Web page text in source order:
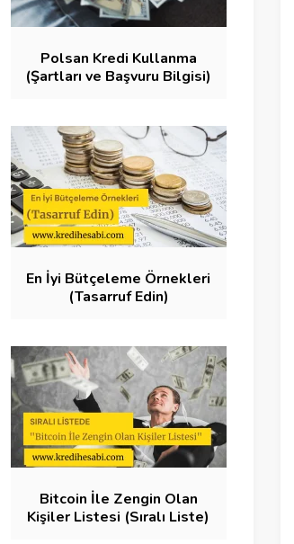
Polsan Kredi Kullanma
(Şartları ve Başvuru Bilgisi)
En İyi Bütçeleme Örnekleri
(Tasarruf Edin)
Bitcoin İle Zengin Olan
Kişiler Listesi (Sıralı Liste)